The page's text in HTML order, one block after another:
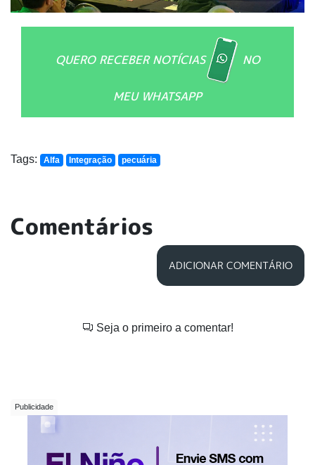
QUERO RECEBER NOTÍCIAS NO
MEU WHATSAPP
Tags: Alfa Integração pecuária
Comentários
ADICIONAR COMENTÁRIO
Seja o primeiro a comentar!